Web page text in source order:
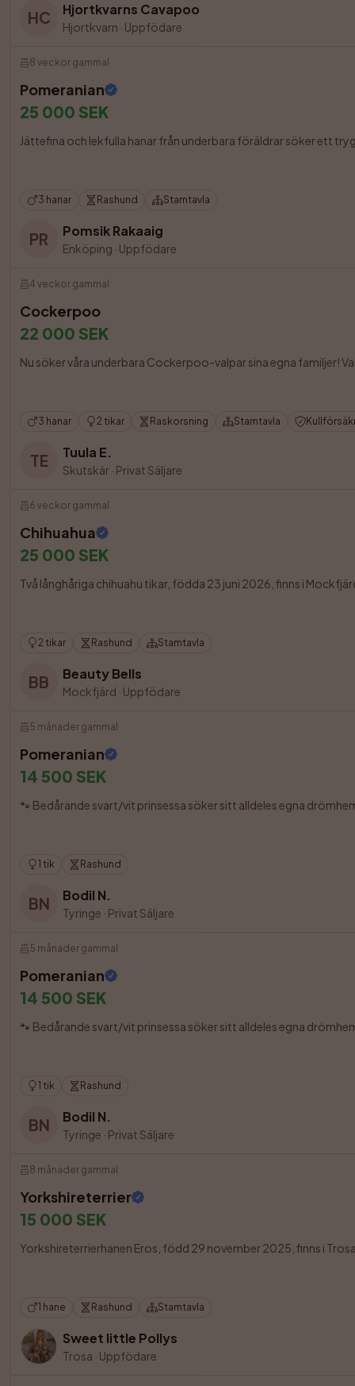
HC Hjortkvarns Cavapoo
Hjortkvarn · Uppfödare
8 veckor gammal
Pomeranian
25 000 SEK
Jättefina och lekfulla hanar från underbara föräldrar söker ett
3 hanar Rashund Stamtavla
PR Pomsik Rakaaig
Enköping · Uppfödare
4 veckor gammal
Cockerpoo
22 000 SEK
Nu söker våra underbara Cockerpoo-valpar sina egna familjer!
3 hanar 2 tikar Raskorsning Stamtavla
TE Tuula E.
Skutskär · Privat Säljare
6 veckor gammal
Chihuahua
25 000 SEK
Två långhåriga chihuahu tikar, födda 23 juni 2026, finns i
2 tikar Rashund Stamtavla
BB Beauty Bells
Mockfjärd · Uppfödare
5 månader gammal
Pomeranian
14 500 SEK
🐾 Bedårande svart/vit prinsessa söker sitt alldeles egna
1 tik Rashund
BN Bodil N.
Tyringe · Privat Säljare
5 månader gammal
Pomeranian
14 500 SEK
🐾 Bedårande svart/vit prinsessa söker sitt alldeles egna
1 tik Rashund
BN Bodil N.
Tyringe · Privat Säljare
8 månader gammal
Yorkshireterrier
15 000 SEK
Yorkshireterrierhanen Eros, född 29 november 2025, finns i
1 hane Rashund Stamtavla
Sweet little Pollys
Trosa · Uppfödare